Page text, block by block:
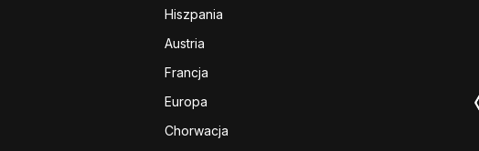
Hiszpania
Austria
Francja
Europa
Chorwacja